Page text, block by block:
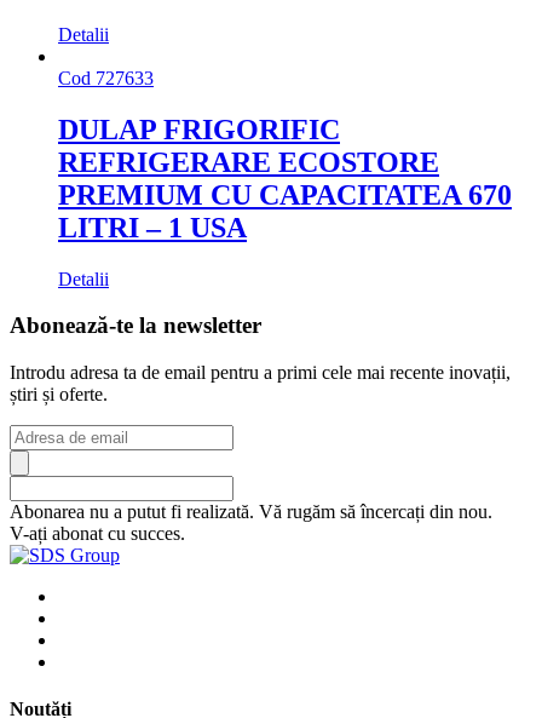
Detalii
Cod 727633
DULAP FRIGORIFIC
REFRIGERARE ECOSTORE
PREMIUM CU CAPACITATEA 670
LITRI – 1 USA
Detalii
Abonează-te la newsletter
Introdu adresa ta de email pentru a primi cele mai recente inovații,
știri și oferte.
Abonarea nu a putut fi realizată. Vă rugăm să încercați din nou.
V-ați abonat cu succes.
Noutăți